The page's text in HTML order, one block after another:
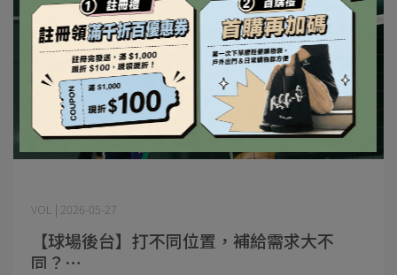
VOL | 2026-05-27
【球場後台】打不同位置，補給需求大不
同？⋯